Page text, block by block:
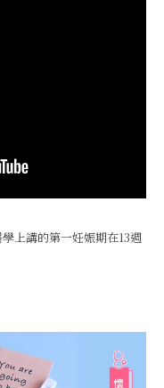
上講的第一妊娠期在13週